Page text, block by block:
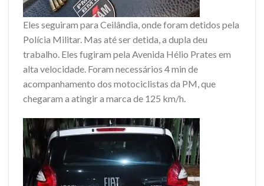
Eles seguiram para Ceilândia, onde foram detidos pela
Polícia Militar. Mas até ser detida, a dupla deu
trabalho. Eles fugiram pela Avenida Hélio Prates em
alta velocidade. Foram necessários 4 min de
acompanhamento dos motociclistas da PM, que
chegaram a atingir a marca de 125 km/h.